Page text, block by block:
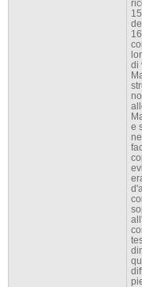
di
e